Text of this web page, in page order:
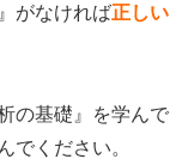
がなければ正しい
の基礎』を学んで
でください。